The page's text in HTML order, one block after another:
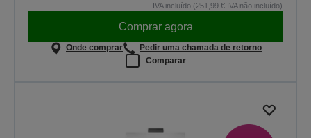
IVA incluído (251,99 € IVA não incluído)
Comprar agora
Onde comprar
Pedir uma chamada de retorno
Comparar